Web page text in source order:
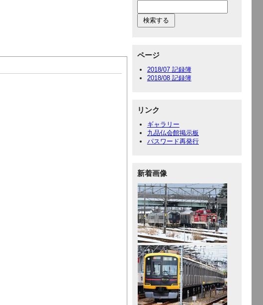
ページ
2018/07 記録簿
2018/08 記録簿
リンク
ギャラリー
九品仏会館掲示板
パスワード再発行
新着画像